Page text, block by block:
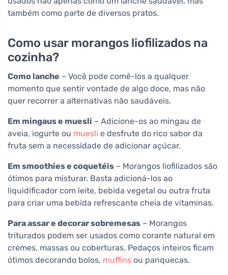
também como parte de diversos pratos.
Como usar morangos liofilizados na
cozinha?
Como lanche – Você pode comê-los a qualquer
momento que sentir vontade de algo doce, mas não
quer recorrer a alternativas não saudáveis.
Em mingaus e muesli – Adicione-os ao mingau de
aveia, iogurte ou muesli e desfrute do rico sabor da
fruta sem a necessidade de adicionar açúcar.
Em smoothies e coquetéis – Morangos liofilizados são
ótimos para misturar. Basta adicioná-los ao
liquidificador com leite, bebida vegetal ou outra fruta
para criar uma bebida refrescante cheia de vitaminas.
Para assar e decorar sobremesas – Morangos
triturados podem ser usados como corante natural em
cremes, massas ou coberturas. Pedaços inteiros ficam
ótimos decorando bolos, muffins ou panquecas.